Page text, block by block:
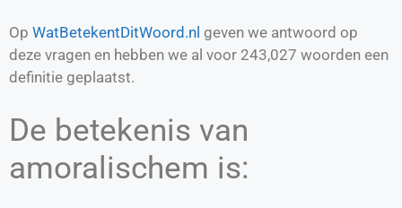
Op WatBetekentDitWoord.nl geven we antwoord op
deze vragen en hebben we al voor 243,027 woorden een
definitie geplaatst.
De betekenis van
amoralischem is: